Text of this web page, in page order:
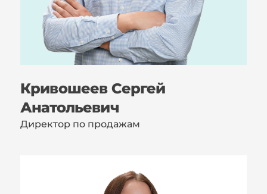
Кривошеев Сергей
Анатольевич
Директор по продажам